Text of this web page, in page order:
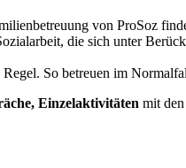
von ProSoz
die sich unter
Regel. So betreuen im
Einzelaktivitäten mit